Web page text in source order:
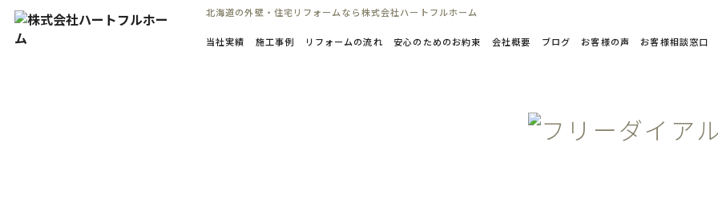
北海道の外壁・住宅リフォームなら株式会社ハートフルホーム
当社実績 施工事例 リフォームの流れ 安心のためのお約束 会社概要 ブログ お客様の声 お客様相談窓口